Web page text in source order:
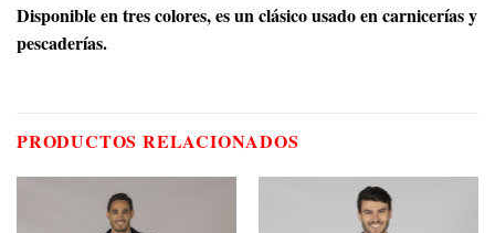
Disponible en tres colores, es un clásico usado en carnicerías y
pescaderías.
PRODUCTOS RELACIONADOS